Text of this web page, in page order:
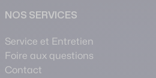
NOS SERVICES
Service et Entretien
Foire aux questions
Contact